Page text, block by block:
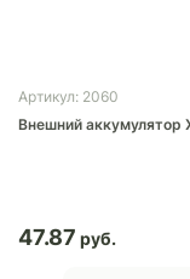
Артикул: 2060
Внешний аккумулятор
47.87